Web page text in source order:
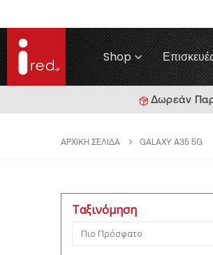
Shop
Δωρεάν
ΑΡΧΙΚΉ ΣΕΛΊΔΑ GALAXY A35 5G
Ταξινόμηση
Ταξινόμηση προϊόντων